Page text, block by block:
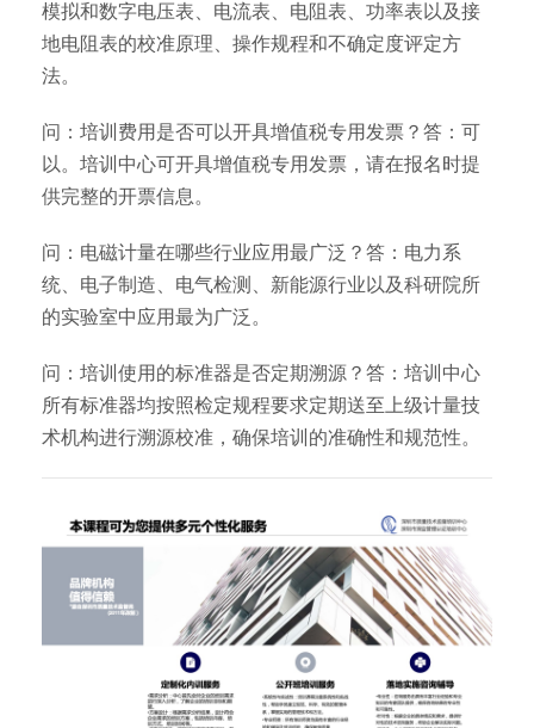
模拟和数字电压表、电流表、电阻表、功率表以及接
地电阻表的校准原理、操作规程和不确定度评定方
法。
问：培训费用是否可以开具增值税专用发票？答：可
以。培训中心可开具增值税专用发票，请在报名时提
供完整的开票信息。
问：电磁计量在哪些行业应用最广泛？答：电力系
统、电子制造、电气检测、新能源行业以及科研院所
的实验室中应用最为广泛。
问：培训使用的标准器是否定期溯源？答：培训中心
所有标准器均按照检定规程要求定期送至上级计量技
术机构进行溯源校准，确保培训的准确性和规范性。